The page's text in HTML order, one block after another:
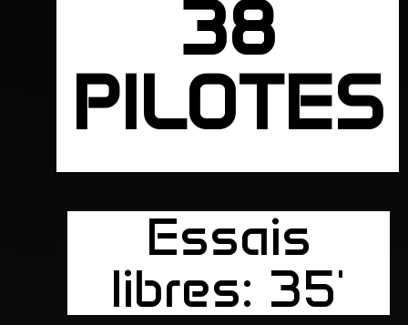
38
PILOTES
Essais
libres: 35'